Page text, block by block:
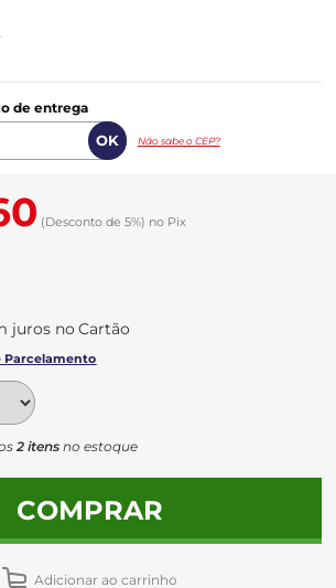
de entrega
Não sabe o CEP?
(Desconto de 5%) no Pix
juros no
2 itens no estoque
COMPRAR
Adicionar ao carrinho